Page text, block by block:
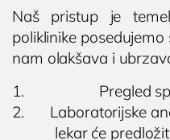
Naš pristup je
poliklinike
nam olakšava i
Pregled
Laboratorijske
lekar će